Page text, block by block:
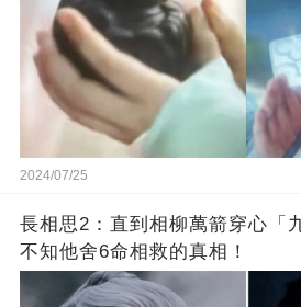
2024/07/25
長相思2：直到相柳萬箭穿心「
不知他舍6命相救的真相！